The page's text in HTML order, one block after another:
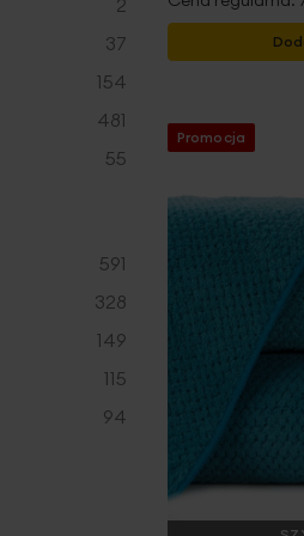
Promocja
2
37
produkty
154
produkty
481
produkty
55
produkty
591
produkty
328
produkty
149
produkty
115
produkty
94
produkty